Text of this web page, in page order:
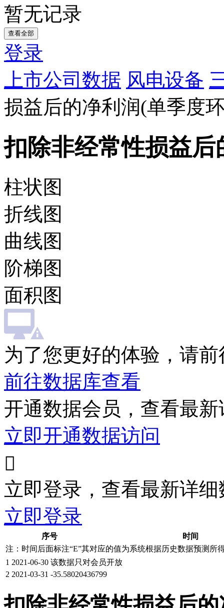
暂无记录
查看全部
登录
上市公司数据 风电设备
损益后的净利润(单季度
扣除非经常性损益
柱状图
折线图
曲线图
阶梯图
面积图
为了您更好的体验，请
前往数据库查看
开通数据会员，查看最
立即开通数据访问

立即登录，查看最新详细
立即登录
序号
时间
注：时间后面标注“E”其对应的值为系统根据历史数据预测所
1 2021-06-30 该数据只对会员开放
2 2021-03-31 -35.58020436799